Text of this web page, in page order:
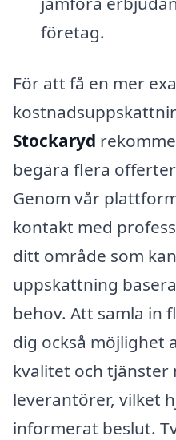
företag.
För att få en mer
Stockaryd
begära flera
Genom vår
kontakt med
ditt område som
uppskattning
behov. Att samla in
dig också möjlighet
kvalitet och tjänster
leverantörer, vilket
informerat beslut.